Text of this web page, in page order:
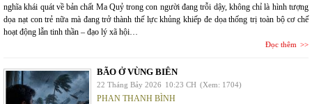
nghĩa khái quát về bản chất Ma Quỷ trong con người đang trỗi dậy, không chỉ là hình tượng
dọa nạt con trẻ nữa mà đang trở thành thế lực khủng khiếp đe dọa thống trị toàn bộ cơ chế
hoạt động lẫn tinh thần – đạo lý xã hội…
Đọc thêm
BÃO Ở VÙNG BIÊN
22 Tháng Bảy 2026 10:23 CH (Xem: 1704)
PHAN THANH BÌNH